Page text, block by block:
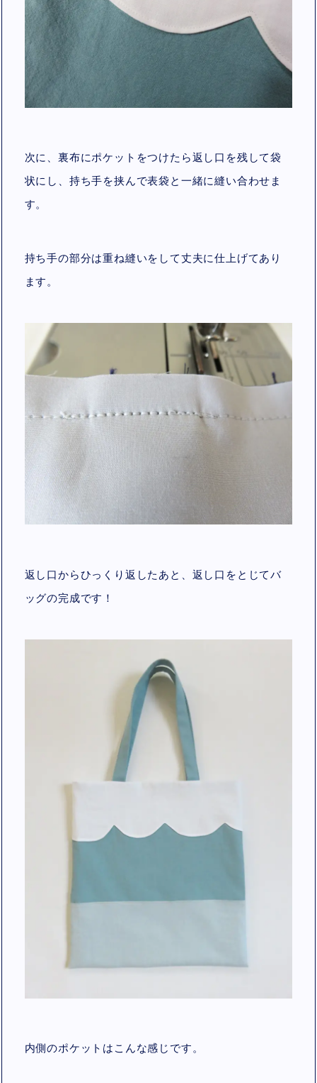
次に、裏布にポケットをつけたら返し口を残して袋
状にし、持ち手を挟んで表袋と一緒に縫い合わせま
す。
持ち手の部分は重ね縫いをして丈夫に仕上げてあり
ます。
返し口からひっくり返したあと、返し口をとじてバ
ッグの完成です！
内側のポケットはこんな感じです。